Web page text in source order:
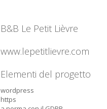
B&B Le Petit Lièvre
www.lepetitlievre.com
Elementi del progetto
wordpress
https